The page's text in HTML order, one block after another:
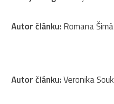
Autor článku: Romana
Autor článku:Veronika Souk